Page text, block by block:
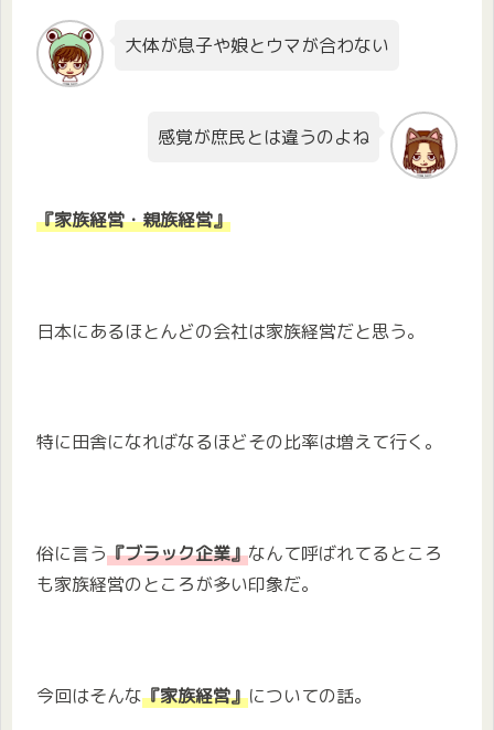
大体が息子や娘とウマが合わない
感覚が庶民とは違うのよね
『家族経営・親族経営』
日本にあるほとんどの会社は家族経営だと思う。
特に田舎になればなるほどその比率は増えて行く。
俗に言う『ブラック企業』なんて呼ばれてるところ
も家族経営のところが多い印象だ。
今回はそんな『家族経営』についての話。